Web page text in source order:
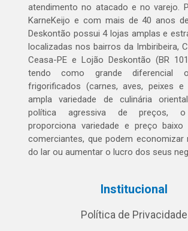
atendimento no atacado e no varejo.
KarneKeijo e com mais de 40 anos
Deskontão possui 4 lojas amplas e
localizadas nos bairros da Imbiribeira,
Ceasa-PE e Lojão Deskontão (BR
tendo como grande diferencial
frigorificados (carnes, aves, peixes
ampla variedade de culinária
política agressiva de preços, o
proporciona variedade e preço
comerciantes, que podem economizar
do lar ou aumentar o lucro dos seus
Institucional
Política de Privacidade